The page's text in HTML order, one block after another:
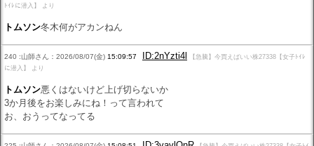
ﾄｲﾚに潜入】 より
トムソン冬木何がアカンねん
240 :山師さん：2026/08/07(金) 15:09:57 ID:2nYzti4l
【急騰】今買えばいい株27338【女子ﾄｲﾚ
に潜入】 より
トムソン悪くはないけど上げ切らないか
3か月後をお楽しみにね！って言われて
お、おうってなってる